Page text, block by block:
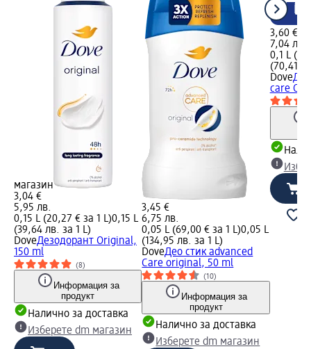
магазин
3,04 €
5,95 лв.
0,15 L (20,27 € за 1 L)0,15 L
(39,64 лв. за 1 L)
DoveДезодорант Original,
150 ml
(8)
Информация за
продукт
Налично за доставка
Изберете dm магазин
3,45 €
6,75 лв.
0,05 L (69,00 € за 1 L)0,05 L
(134,95 лв. за 1 L)
DoveДео стик advanced
Care original, 50 ml
(10)
Информация за
продукт
Налично за доставка
Изберете dm магазин
3,60 €
7,04 лв.
0,1 L
(70,41
Dove
care